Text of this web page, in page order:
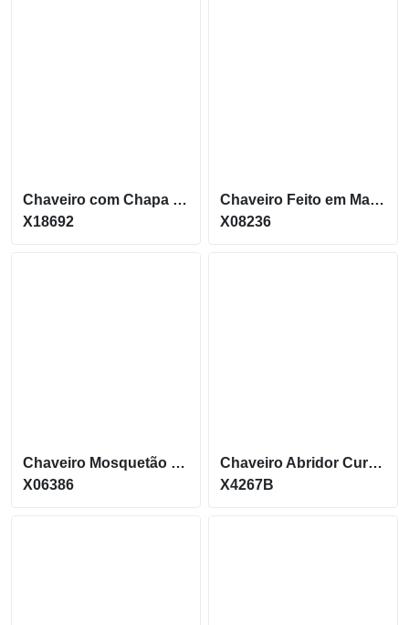
Chaveiro com Chapa metálica Personalizável X18692
X18692
Chaveiro Feito em Madeira com detalhe em couro X08236
X08236
Chaveiro Mosquetão com Suporte para Garrafa X06386
X06386
Chaveiro Abridor Curvo com acabamento brilhante X4267B
X4267B